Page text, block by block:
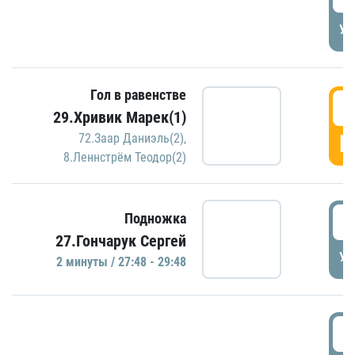
Гол в равенстве
29.Хривик Марек(1)
72.Заар Даниэль(2),
8.Леннстрём Теодор(2)
Подножка
27.Гончарук Сергей
2 минуты / 27:48 - 29:48